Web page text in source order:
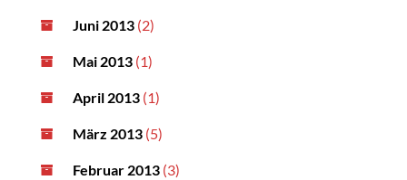
Juni 2013 (2)
Mai 2013 (1)
April 2013 (1)
März 2013 (5)
Februar 2013 (3)